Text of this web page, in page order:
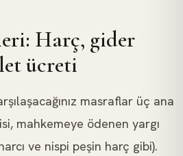
Harç, gider
ücreti
masraflar üç ana
mahkemeye ödenen yargı
ve nispi peşin harç gibi).